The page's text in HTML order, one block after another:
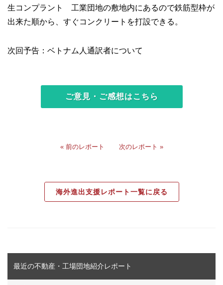
生コンプラント 工業団地の敷地内にあるので鉄筋型枠が
出来た順から、すぐコンクリートを打設できる。
次回予告：ベトナム人通訳者について
ご意見・ご感想はこちら
« 前のレポート 次のレポート »
海外進出支援レポート一覧に戻る
最近の不動産・工場団地紹介レポート